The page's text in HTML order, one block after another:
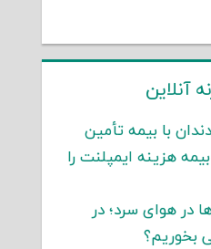
آنلاین
با بیمه تأمین
1405 | آیا بیمه هزینه ایمپلنت را
در هوای سرد؛ در
بخوریم؟